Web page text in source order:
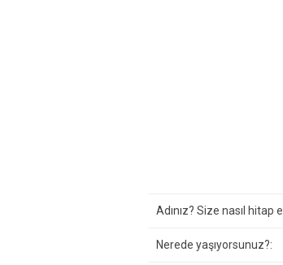
Adınız? Size nasıl hitap
Nerede yaşıyorsunuz?: